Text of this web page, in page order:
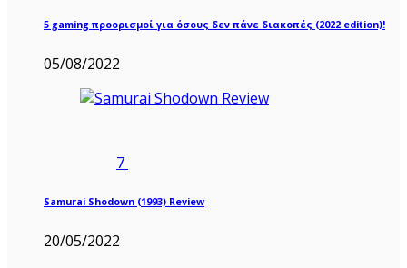
5 gaming προορισμοί για όσους δεν πάνε διακοπές (2022 edition)!
05/08/2022
7
Samurai Shodown (1993) Review
20/05/2022